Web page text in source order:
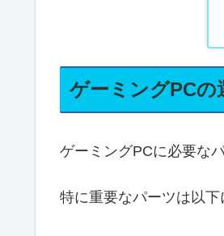
ゲーミングPCの
ゲーミングPCに必要な
特に重要なパーツは以下